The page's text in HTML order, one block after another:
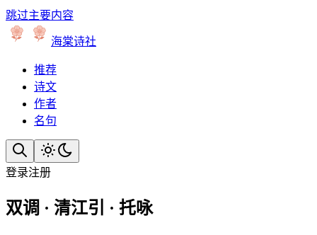
跳过主要内容
海棠诗社
推荐
诗文
作者
名句
登录注册
双调 · 清江引 · 托咏